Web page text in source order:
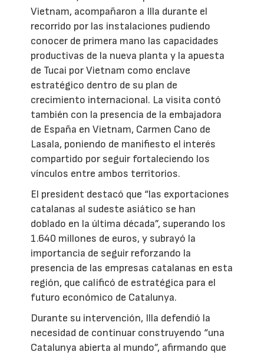
Vietnam, acompañaron a Illa durante el
recorrido por las instalaciones pudiendo
conocer de primera mano las capacidades
productivas de la nueva planta y la apuesta
de Tucai por Vietnam como enclave
estratégico dentro de su plan de
crecimiento internacional. La visita contó
también con la presencia de la embajadora
de España en Vietnam, Carmen Cano de
Lasala, poniendo de manifiesto el interés
compartido por seguir fortaleciendo los
vínculos entre ambos territorios.
El president destacó que “las exportaciones
catalanas al sudeste asiático se han
doblado en la última década”, superando los
1.640 millones de euros, y subrayó la
importancia de seguir reforzando la
presencia de las empresas catalanas en esta
región, que calificó de estratégica para el
futuro económico de Catalunya.
Durante su intervención, Illa defendió la
necesidad de continuar construyendo “una
Catalunya abierta al mundo”, afirmando que